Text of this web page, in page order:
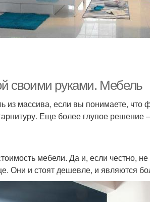
своими руками. Мебель
из массива, если вы понимаете,
Еще более глупое
мебели. Да и, если честно, не
Они и стоят дешевле, и являются